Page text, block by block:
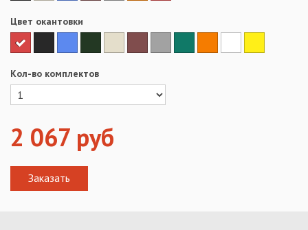
Цвет окантовки
Кол-во комплектов
2 067 руб